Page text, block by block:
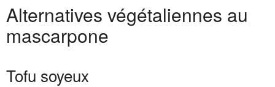
Alternatives végétaliennes au
mascarpone
Tofu soyeux